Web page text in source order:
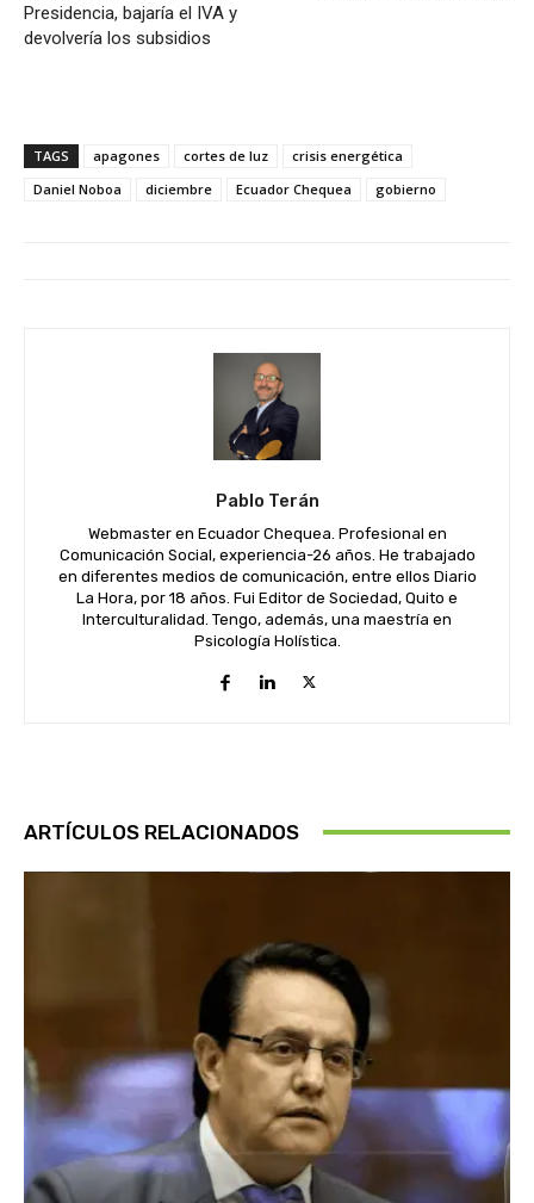
Presidencia, bajaría el IVA y
devolvería los subsidios
TAGS apagones cortes de luz
crisis energética
Daniel Noboa
diciembre Ecuador Chequea gobierno
Pablo Terán
Webmaster en Ecuador Chequea. Profesional en
Comunicación Social, experiencia-26 años. He trabajado
en diferentes medios de comunicación, entre ellos Diario
La Hora, por 18 años. Fui Editor de Sociedad, Quito e
Interculturalidad. Tengo, además, una maestría en
Psicología Holística.
ARTÍCULOS RELACIONADOS